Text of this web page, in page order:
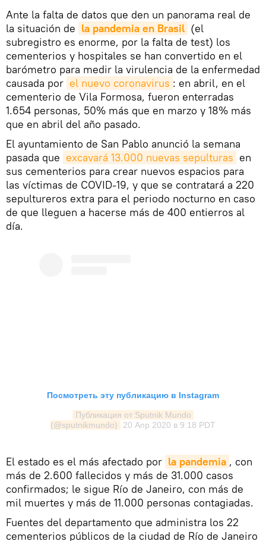
Ante la falta de datos que den un panorama real de
la situación de la pandemia en Brasil (el
subregistro es enorme, por la falta de test) los
cementerios y hospitales se han convertido en el
barómetro para medir la virulencia de la enfermedad
causada por el nuevo coronavirus : en abril, en el
cementerio de Vila Formosa, fueron enterradas
1.654 personas, 50% más que en marzo y 18% más
que en abril del año pasado.
El ayuntamiento de San Pablo anunció la semana
pasada que excavará 13.000 nuevas sepulturas en
sus cementerios para crear nuevos espacios para
las víctimas de COVID-19, y que se contratará a 220
sepultureros extra para el periodo nocturno en caso
de que lleguen a hacerse más de 400 entierros al
día.
Посмотреть эту публикацию в Instagram
Публикация от Sputnik Mundo
(@sputnikmundo)
20 Апр 2020 в 9:18 PDT
El estado es el más afectado por la pandemia , con
más de 2.600 fallecidos y más de 31.000 casos
confirmados; le sigue Río de Janeiro, con más de
mil muertes y más de 11.000 personas contagiadas.
Fuentes del departamento que administra los 22
cementerios públicos de la ciudad de Río de Janeiro